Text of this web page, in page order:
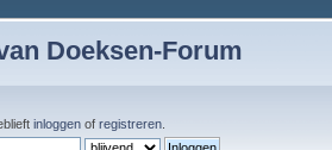
Doeksen-Forum
inloggen of registreren